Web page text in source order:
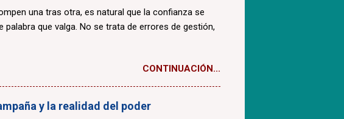
una tras otra, es natural que la confianza se
que valga. No se trata de errores de gestión,
CONTINUACIÓN...
y la realidad del poder